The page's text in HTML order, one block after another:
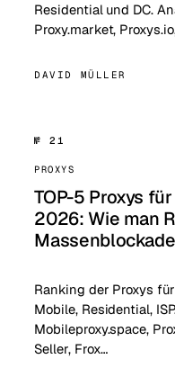
Residential und DC.
Proxy.market,
DAVID MÜLLER
№ 21
PROXYS
TOP-5 Proxys
2026: Wie man
Ranking der Proxys
Mobile, Residential,
Mobileproxy.space,
Seller, Frox…